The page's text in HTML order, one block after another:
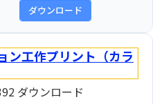
ダウンロード
ン工作プリント（カラ
ダウンロード